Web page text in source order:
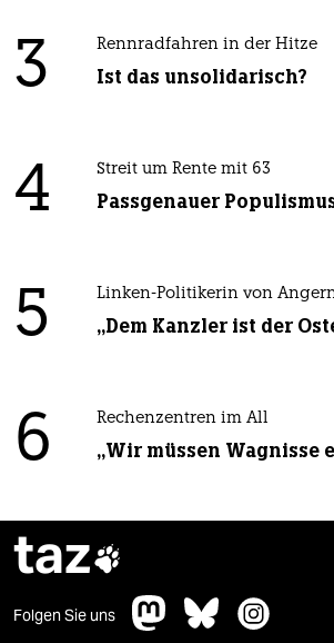
3 Rennradfahren in der Hitze
Ist das unsolidarisch?
4 Streit um Rente mit 63
Passgenauer
5 Linken-Politikerin von
„Dem Kanzler ist der
6 Rechenzentren im All
„Wir müssen Wagnisse
taz
Folgen Sie uns